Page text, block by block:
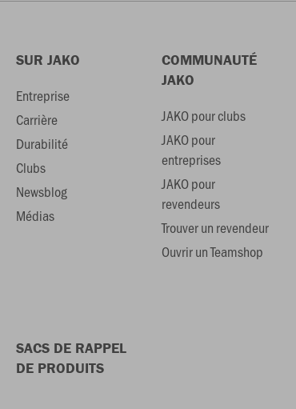
SUR JAKO
Entreprise
Carrière
Durabilité
Clubs
Newsblog
Médias
COMMUNAUTÉ
JAKO
JAKO pour clubs
JAKO pour
entreprises
JAKO pour
revendeurs
Trouver un revendeur
Ouvrir un Teamshop
SACS DE RAPPEL
DE PRODUITS